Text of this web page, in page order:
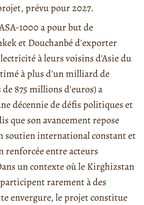
prévu pour 2027.
1000 a pour but de
et Douchanbé d'exporter
à leurs voisins d'Asie du
à plus d'un milliard de
875 millions d'euros) a
décennie de défis politiques et
que son avancement repose
soutien international constant et
renforcée entre acteurs
un contexte où le Kirghizstan
rarement à des
envergure, le projet constitue